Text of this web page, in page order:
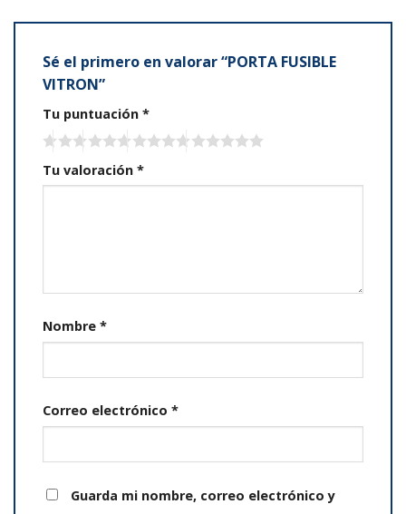
Sé el primero en valorar “PORTA FUSIBLE
VITRON”
Tu puntuación *
Tu valoración *
Nombre *
Correo electrónico *
Guarda mi nombre, correo electrónico y